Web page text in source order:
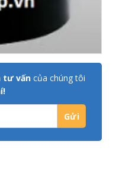
tư vấn của chúng tôi